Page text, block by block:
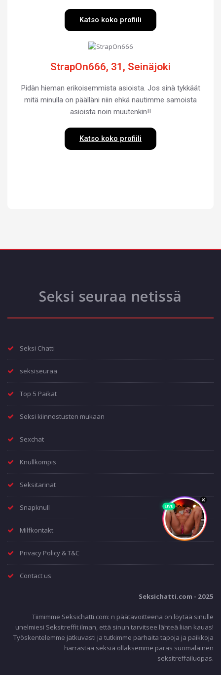
Katso koko profiili
StrapOn666, 31, Seinäjoki
Pidän hieman erikoisemmista asioista. Jos sinä tykkäät
mitä minulla on päälläni niin ehkä nautimme samoista
asioista noin muutenkin!!
Katso koko profiili
Seksi seuraa netissä
Seksi Chatti
seksiseuraa
Top 5 Paikat
Seksi kiinnostusten mukaan
Sexchat
Knullkompis
Seksitarinat
Snapknull
Milfkontakt
Privacy Policy & T&C
Contact us
Seksichatti.com - 2025
Tiimimme Seksichatti.com: n päätavoitteena on löytää sinulle
unelmiesi Seksitreffit ilman, että sinun tarvitsee lähteä liian kauas!
Työskentelemme jatkuvasti ja tutkimme parhaita tapoja ja paikkoja
harrastaa seksiä ollaksemme paras suomalainen
seksitreffailuopas.